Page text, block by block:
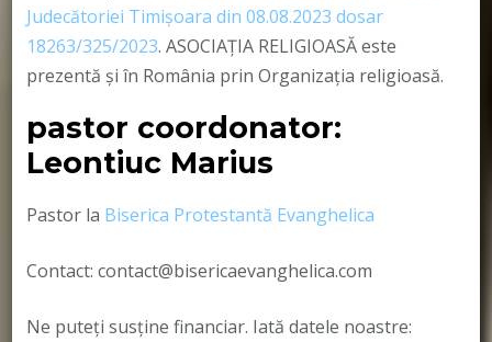
Judecătoriei Timișoara din 08.08.2023 dosar
18263/325/2023. ASOCIAȚIA RELIGIOASĂ este
prezentă și în România prin Organizația religioasă.
pastor coordonator:
Leontiuc Marius
Pastor la Biserica Protestantă Evanghelica
Contact: contact@bisericaevanghelica.com
Ne puteți susține financiar. Iată datele noastre: